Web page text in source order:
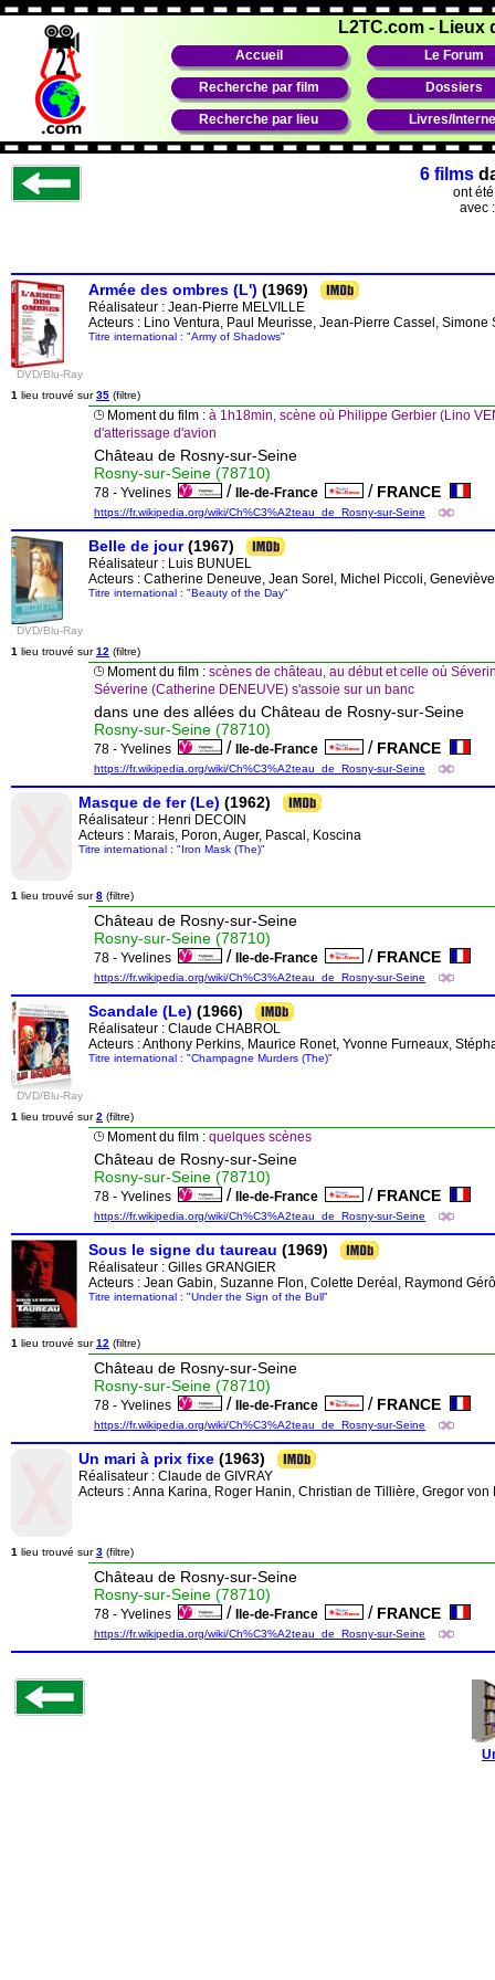
L2TC.com - Lieux
Accueil Le Forum
Recherche par film Dossiers
Recherche par lieu Livres/
6 films
ont
avec
DVD/Blu-Ray
Armée des ombres (L') (1969)
Réalisateur : Jean-Pierre MELVILLE
Acteurs : Lino Ventura, Paul Meurisse, Jean-Pierre Cassel,
Titre international : "Army of Shadows"
1 lieu trouvé sur35 (filtre)
Moment du film : à 1h18min, scène où Philippe Gerbier (Lino
d'atterissage d'avion
Château de Rosny-sur-Seine
Rosny-sur-Seine (78710)
78 - Yvelines / Ile-de-France / FRANCE
https://fr.wikipedia.org/wiki/Ch%C3%A2teau_de_Rosny-sur-Seine
DVD/Blu-Ray
Belle de jour(1967)
Réalisateur : Luis BUNUEL
Acteurs : Catherine Deneuve, Jean Sorel, Michel Piccoli,
Titre international : "Beauty of the Day"
1 lieu trouvé sur12 (filtre)
Moment du film : scènes de château, au début et celle où
Séverine (Catherine DENEUVE) s'assoie sur un banc
dans une des allées du Château de Rosny-sur-Seine
Rosny-sur-Seine (78710)
78 - Yvelines / Ile-de-France / FRANCE
https://fr.wikipedia.org/wiki/Ch%C3%A2teau_de_Rosny-sur-Seine
Masque de fer (Le) (1962)
Réalisateur : Henri DECOIN
Acteurs : Marais, Poron, Auger, Pascal, Koscina
Titre international : "Iron Mask (The)"
1 lieu trouvé sur8 (filtre)
Château de Rosny-sur-Seine
Rosny-sur-Seine (78710)
78 - Yvelines / Ile-de-France / FRANCE
https://fr.wikipedia.org/wiki/Ch%C3%A2teau_de_Rosny-sur-Seine
DVD/Blu-Ray
Scandale (Le) (1966)
Réalisateur : Claude CHABROL
Acteurs : Anthony Perkins, Maurice Ronet, Yvonne Furneaux,
Titre international : "Champagne Murders (The)"
1 lieu trouvé sur2 (filtre)
Moment du film : quelques scènes
Château de Rosny-sur-Seine
Rosny-sur-Seine (78710)
78 - Yvelines / Ile-de-France / FRANCE
https://fr.wikipedia.org/wiki/Ch%C3%A2teau_de_Rosny-sur-Seine
Sous le signe du taureau (1969)
Réalisateur : Gilles GRANGIER
Acteurs : Jean Gabin, Suzanne Flon, Colette Deréal, Raymond
Titre international : "Under the Sign of the Bull"
1 lieu trouvé sur12 (filtre)
Château de Rosny-sur-Seine
Rosny-sur-Seine (78710)
78 - Yvelines / Ile-de-France / FRANCE
https://fr.wikipedia.org/wiki/Ch%C3%A2teau_de_Rosny-sur-Seine
Un mari à prix fixe (1963)
Réalisateur : Claude de GIVRAY
Acteurs : Anna Karina, Roger Hanin, Christian de Tillière, Gregor
1 lieu trouvé sur3 (filtre)
Château de Rosny-sur-Seine
Rosny-sur-Seine (78710)
78 - Yvelines / Ile-de-France / FRANCE
https://fr.wikipedia.org/wiki/Ch%C3%A2teau_de_Rosny-sur-Seine